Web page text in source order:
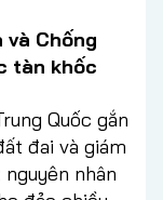
Chống
tàn khốc
Quốc gắn
đai và giám
nhân